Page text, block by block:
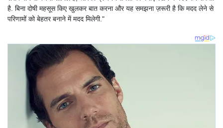
है. बिना दोषी महसूस किए खुलकर बात करना और यह समझना ज़रूरी है कि मदद लेने से
परिणामों को बेहतर बनाने में मदद मिलेगी."